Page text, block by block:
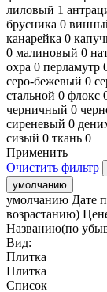
лиловый 1
брусника 0
канарейка 0
0 малиновый 0
охра 0 перламутр
серо-бежевый 0
стальной 0 флокс
черничный 0
сиреневый 0
сизый 0 ткань 0
Применить
Очистить фильтр
умолчанию
умолчанию Дате
возрастанию)
Названию(по
Вид:
Плитка
Плитка
Список